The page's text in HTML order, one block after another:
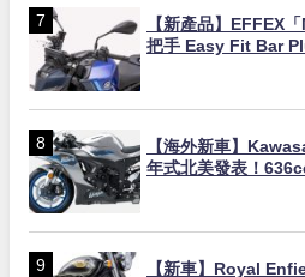
【新產品】EFFEX
把手 Easy Fit Bar
【海外新車】
年式北美發表！
【新車】Royal